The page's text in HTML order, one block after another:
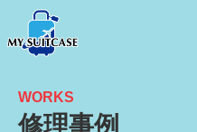
WORKS
修理事例